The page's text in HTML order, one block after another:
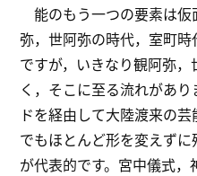
能のもう一つの要素は仮
弥，世阿弥の時代，室町
ですが，いきなり観阿弥
く，そこに至る流れがあ
ドを経由して大陸渡来の
でもほとんど形を変えずに
が代表的です。宮中儀式